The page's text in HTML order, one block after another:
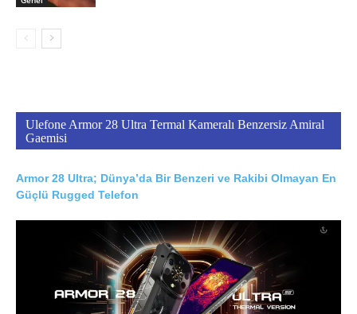
Ulefone Armor 28 Ultra Termal Kameralı Benzersiz Amiral
Gaemisi
Armor 28 Ultra; Dünya’da Bir Benzeri ve Rakibi Olmayan En
Güçlü Rugged Telefon